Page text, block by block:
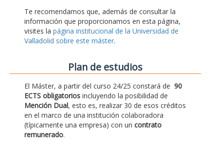
Te recomendamos que, además de consultar la
información que proporcionamos en esta página,
visites la página institucional de la Universidad de
Valladolid sobre este máster.
Plan de estudios
El Máster, a partir del curso 24/25 constará de 90
ECTS obligatorios incluyendo la posibilidad de
Mención Dual, esto es, realizar 30 de esos créditos
en el marco de una institución colaboradora
(típicamente una empresa) con un contrato
remunerado.